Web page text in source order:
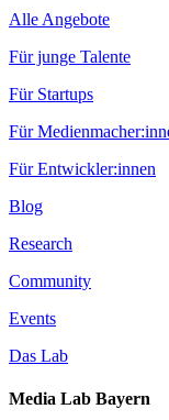
Alle Angebote
Für junge Talente
Für Startups
Für
Für Entwickler:innen
Blog
Research
Community
Events
Das Lab
Media Lab Bayern